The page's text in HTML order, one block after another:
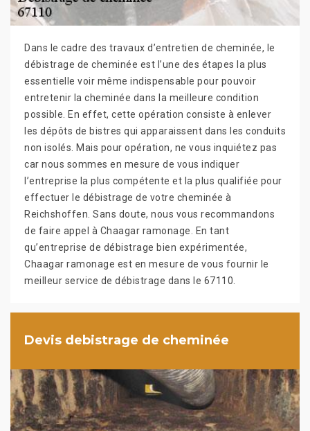
Dans le cadre des travaux d’entretien de cheminée, le
débistrage de cheminée est l’une des étapes la plus
essentielle voir même indispensable pour pouvoir
entretenir la cheminée dans la meilleure condition
possible. En effet, cette opération consiste à enlever
les dépôts de bistres qui apparaissent dans les conduits
non isolés. Mais pour opération, ne vous inquiétez pas
car nous sommes en mesure de vous indiquer
l’entreprise la plus compétente et la plus qualifiée pour
effectuer le débistrage de votre cheminée à
Reichshoffen. Sans doute, nous vous recommandons
de faire appel à Chaagar ramonage. En tant
qu’entreprise de débistrage bien expérimentée,
Chaagar ramonage est en mesure de vous fournir le
meilleur service de débistrage dans le 67110.
Devis debistrage de cheminée